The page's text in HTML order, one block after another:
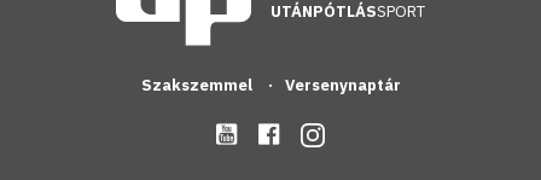
UTÁNPÓTLÁSSPORT
Szakszemmel Versenynaptár